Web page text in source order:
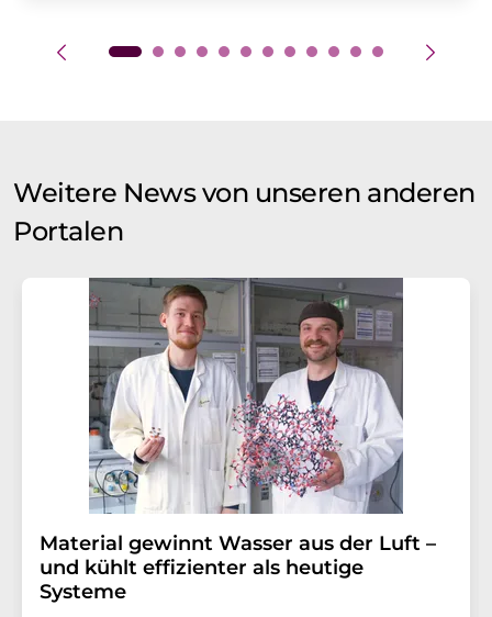
Weitere News von unseren anderen
Portalen
Material gewinnt Wasser aus der Luft –
und kühlt effizienter als heutige
Systeme